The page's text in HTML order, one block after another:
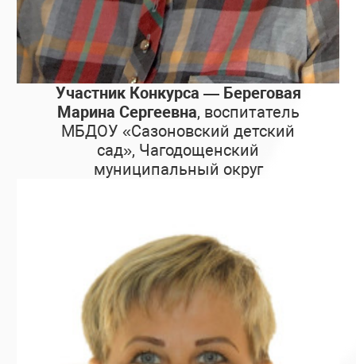
Участник Конкурса — Береговая
Марина Сергеевна, воспитатель
МБДОУ «Сазоновский детский
сад», Чагодощенский
муниципальный округ